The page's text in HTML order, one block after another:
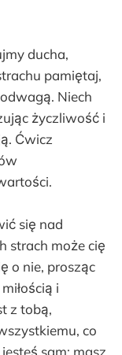
ducha,
pamiętaj,
Niech
życzliwość i
Ćwicz
się nad
strach może cię
o nie, prosząc
i
z tobą,
co